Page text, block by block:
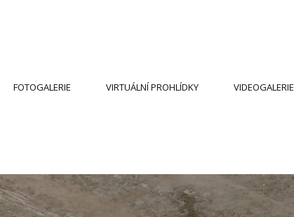
FOTOGALERIE VIRTUÁLNÍ PROHLÍDKY VIDEOGALERIE